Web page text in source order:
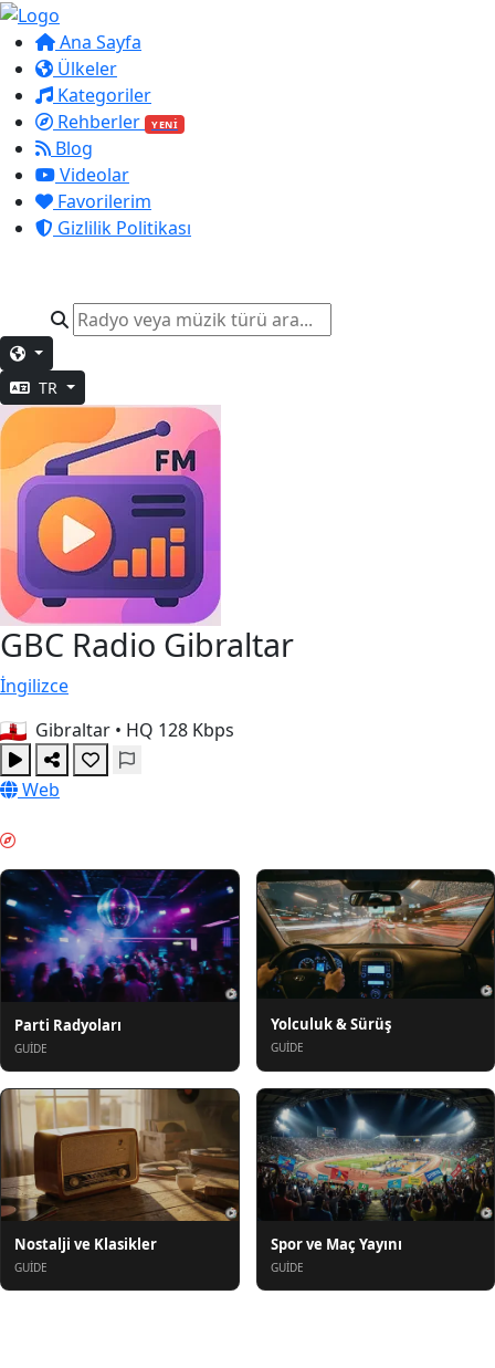
Ana Sayfa
Ülkeler
Kategoriler
Rehberler
YENİ
Blog
Videolar
Favorilerim
Gizlilik Politikası
TR
GBC Radio Gibraltar
İngilizce
Gibraltar • HQ 128 Kbps
Web
Parti Radyoları
GUIDE
Yolculuk & Sürüş
GUIDE
Nostalji ve Klasikler
GUIDE
Spor ve Maç Yayını
GUIDE